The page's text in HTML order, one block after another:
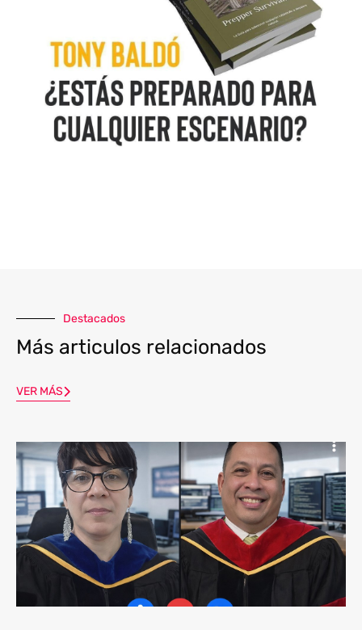
Destacados
Más articulos relacionados
VER MÁS